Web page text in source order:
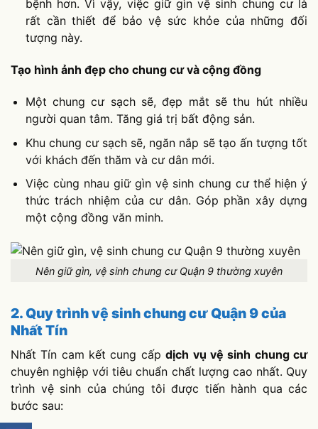
bệnh hơn. Vì vậy, việc giữ gìn vệ sinh chung cư là
rất cần thiết để bảo vệ sức khỏe của những đối
tượng này.
Tạo hình ảnh đẹp cho chung cư và cộng đồng
Một chung cư sạch sẽ, đẹp mắt sẽ thu hút nhiều
người quan tâm. Tăng giá trị bất động sản.
Khu chung cư sạch sẽ, ngăn nắp sẽ tạo ấn tượng tốt
với khách đến thăm và cư dân mới.
Việc cùng nhau giữ gìn vệ sinh chung cư thể hiện ý
thức trách nhiệm của cư dân. Góp phần xây dựng
một cộng đồng văn minh.
Nên giữ gìn, vệ sinh chung cư Quận 9 thường xuyên
2. Quy trình vệ sinh chung cư Quận 9 của
Nhất Tín
Nhất Tín cam kết cung cấpdịch vụ vệ sinh chung cư
chuyên nghiệp với tiêu chuẩn chất lượng cao nhất. Quy
trình vệ sinh của chúng tôi được tiến hành qua các
bước sau: